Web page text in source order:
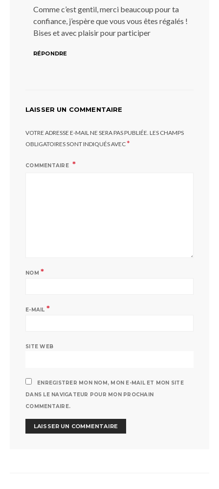
Comme c’est gentil, merci beaucoup pour ta
confiance, j’espère que vous vous êtes régalés !
Bises et avec plaisir pour participer
RÉPONDRE
LAISSER UN COMMENTAIRE
VOTRE ADRESSE E-MAIL NE SERA PAS PUBLIÉE. LES CHAMPS
OBLIGATOIRES SONT INDIQUÉS AVEC*
COMMENTAIRE
NOM *
E-MAIL *
SITE WEB
ENREGISTRER MON NOM, MON E-MAIL ET MON SITE
DANS LE NAVIGATEUR POUR MON PROCHAIN
COMMENTAIRE.